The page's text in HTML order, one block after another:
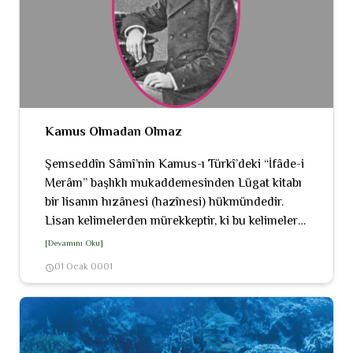
Kamus Olmadan Olmaz
Şemseddîn Sâmî’nin Kamus-ı Türkî’deki “İfâde-i
Merâm” başlıklı mukaddemesinden Lügat kitabı
bir lisanın hızânesi (hazînesi) hükmündedir.
Lisan kelimelerden mürekkeptir, ki bu kelimeler
dahi, her lisanın kendine mahsus birtakım
kavaide tevfikan, tasrif ve terkib edilerek,
insanın ifâde-i
[Devamını Oku]
01 Ocak 0001